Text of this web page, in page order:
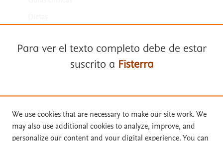
Términos y condiciones
Para ver el texto completo debe de estar
suscrito a Fisterra
Solicite una prueba gratuita
We use cookies that are necessary to make our site work. We
may also use additional cookies to analyze, improve, and
personalize our content and your digital experience. You can